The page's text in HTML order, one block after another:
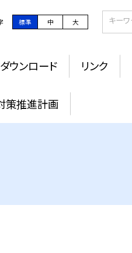
標準 中 大
ウンロード リンク
策推進計画